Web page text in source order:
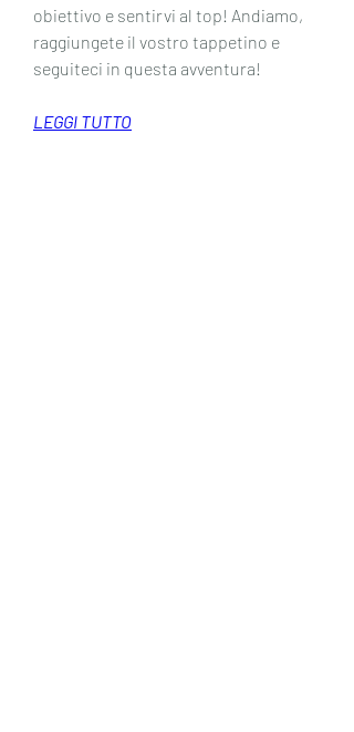
obiettivo e sentirvi al top! Andiamo,
raggiungete il vostro tappetino e
seguiteci in questa avventura!
LEGGI TUTTO